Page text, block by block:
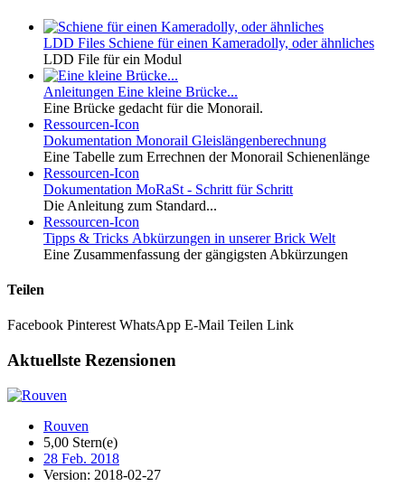
LDD Files Schiene für einen Kameradolly, oder ähnliches
LDD File für ein Modul
Anleitungen Eine kleine Brücke...
Eine Brücke gedacht für die Monorail.
Ressourcen-Icon
Dokumentation Monorail Gleislängenberechnung
Eine Tabelle zum Errechnen der Monorail Schienenlänge
Ressourcen-Icon
Dokumentation MoRaSt - Schritt für Schritt
Die Anleitung zum Standard...
Ressourcen-Icon
Tipps & Tricks Abkürzungen in unserer Brick Welt
Eine Zusammenfassung der gängigsten Abkürzungen
Teilen
Facebook Pinterest WhatsApp E-Mail Teilen Link
Aktuellste Rezensionen
Rouven
5,00 Stern(e)
28 Feb. 2018
Version: 2018-02-27